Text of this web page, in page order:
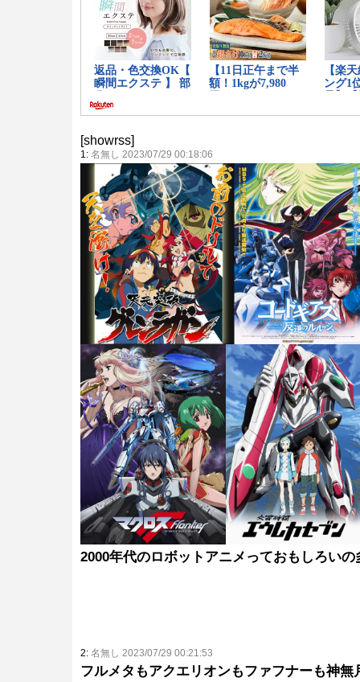
[showrss]
1: 名無し 2023/07/29 00:18:06
2000年代のロボットアニメっておもしろいの
2: 名無し 2023/07/29 00:21:53
フルメタもアクエリオンもファフナーも神